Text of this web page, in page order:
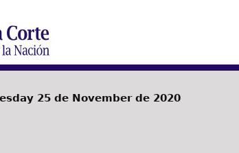
25 de November de 2020